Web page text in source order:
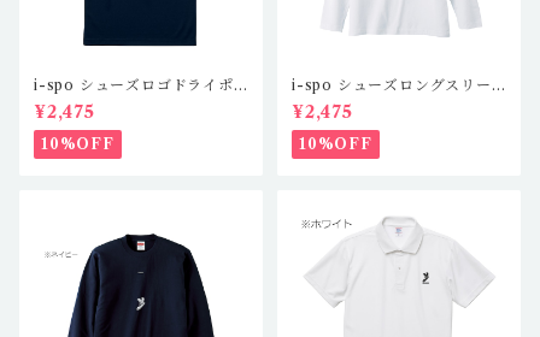
i-spo シューズロゴドライポ
ロシャツツ IS-DP-101,2,3,
4(4カラー)
¥2,475
10%OFF
i-spo シューズロングスリー
ブTシャツ1 IS-LS-101,2,3,
4（4カラー）
¥2,475
10%OFF